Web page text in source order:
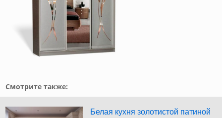
Смотрите также:
Белая кухня золотистой патиной